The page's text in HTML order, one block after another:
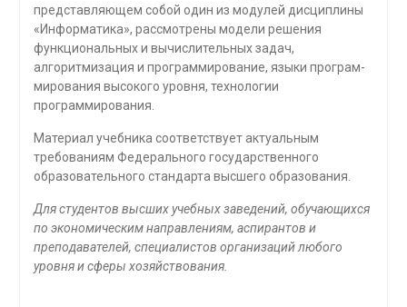
представляющем собой один из модулей дисциплины
«Информатика», рассмотрены модели решения
функциональных и вы­числительных задач,
алгоритмизация и программирование, языки програм­
мирования высокого уровня, технологии
программирования.
Материал учебника соответствует актуальным
требованиям Федераль­ного государственного
образовательного стандарта высшего образования.
Для студентов высших учебных заведений, обучающихся
по экономиче­ским направлениям, аспирантов и
преподавателей, специалистов организа­ций любого
уровня и сферы хозяйствования.